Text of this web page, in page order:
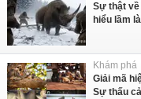
Sự thật
hiểu lầm
Khám
Giải mã
Sự thấu